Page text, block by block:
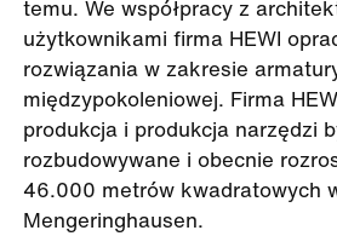
temu. We współpracy z
użytkownikami firma HEWI
rozwiązania w zakresie
międzypokoleniowej. Firma
produkcja i produkcja narzędzi
rozbudowywane i obecnie
46.000 metrów kwadratowych
Mengeringhausen.